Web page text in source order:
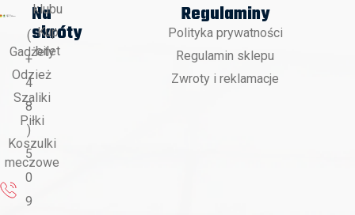
(
+
4
8
)
5
0
9
Na
skróty
Gadżety
Odzież
Szaliki
Piłki
Koszulki
meczowe
klubu
Kup
bilet
Regulaminy
Polityka prywatności
Regulamin sklepu
Zwroty i reklamacje